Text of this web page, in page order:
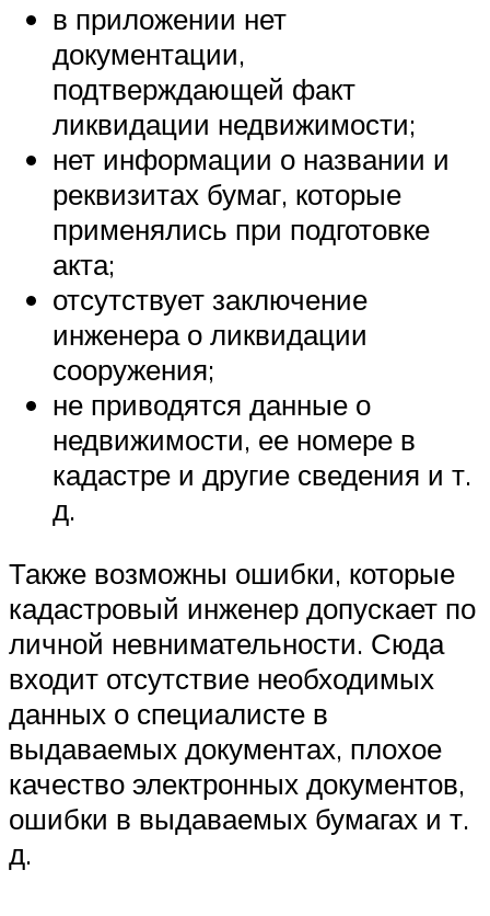
в приложении нет
документации,
подтверждающей факт
ликвидации недвижимости;
нет информации о названии и
реквизитах бумаг, которые
применялись при подготовке
акта;
отсутствует заключение
инженера о ликвидации
сооружения;
не приводятся данные о
недвижимости, ее номере в
кадастре и другие сведения и т.
д.
Также возможны ошибки, которые
кадастровый инженер допускает по
личной невнимательности. Сюда
входит отсутствие необходимых
данных о специалисте в
выдаваемых документах, плохое
качество электронных документов,
ошибки в выдаваемых бумагах и т.
д.